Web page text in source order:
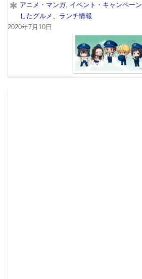
アニメ・マンガ, イベント・キャンペーン
したグルメ、ランチ情報
2020年7月10日